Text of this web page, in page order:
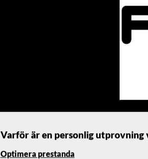
Varför är en personlig utprovning
Optimera prestanda